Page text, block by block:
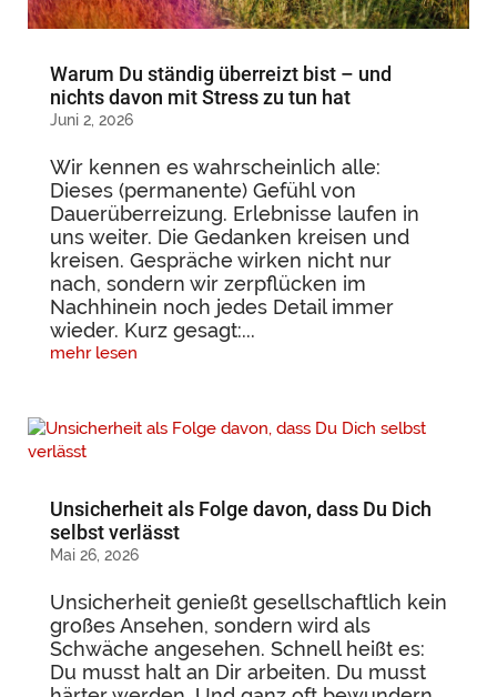
Warum Du ständig überreizt bist – und
nichts davon mit Stress zu tun hat
Juni 2, 2026
Wir kennen es wahrscheinlich alle:
Dieses (permanente) Gefühl von
Dauerüberreizung. Erlebnisse laufen in
uns weiter. Die Gedanken kreisen und
kreisen. Gespräche wirken nicht nur
nach, sondern wir zerpflücken im
Nachhinein noch jedes Detail immer
wieder. Kurz gesagt:...
mehr lesen
Unsicherheit als Folge davon, dass Du Dich
selbst verlässt
Mai 26, 2026
Unsicherheit genießt gesellschaftlich kein
großes Ansehen, sondern wird als
Schwäche angesehen. Schnell heißt es:
Du musst halt an Dir arbeiten. Du musst